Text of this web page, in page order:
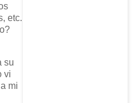
etc.
su
vi
mi